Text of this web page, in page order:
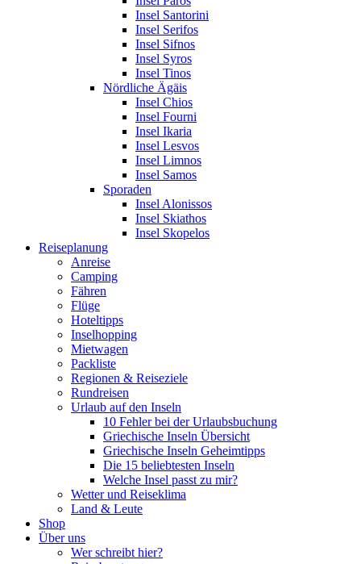
Insel Santorini
Insel Serifos
Insel Sifnos
Insel Syros
Insel Tinos
Nördliche Ägäis
Insel Chios
Insel Fourni
Insel Ikaria
Insel Lesvos
Insel Limnos
Insel Samos
Sporaden
Insel Alonissos
Insel Skiathos
Insel Skopelos
Reiseplanung
Anreise
Camping
Fähren
Flüge
Hoteltipps
Inselhopping
Mietwagen
Packliste
Regionen & Reiseziele
Rundreisen
Urlaub auf den Inseln
10 Fehler bei der Urlaubsbuchung
Griechische Inseln Übersicht
Griechische Inseln Geheimtipps
Die 15 beliebtesten Inseln
Welche Insel passt zu mir?
Wetter und Reiseklima
Land & Leute
Shop
Über uns
Wer schreibt hier?